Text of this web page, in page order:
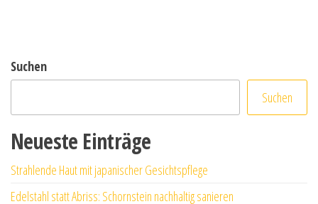
Suchen
Suchen
Neueste Einträge
Strahlende Haut mit japanischer Gesichtspflege
Edelstahl statt Abriss: Schornstein nachhaltig sanieren